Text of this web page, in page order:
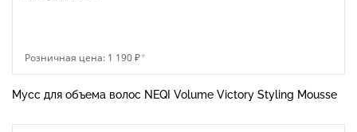
Розничная цена: 1 190 ₽*
Мусс для объема волос NEQI Volume Victory Styling Mousse